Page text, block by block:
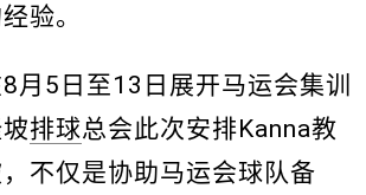
验。
月5日至13日展开马运会集训
排球总会此次安排Kanna教
不仅是协助马运会球队备